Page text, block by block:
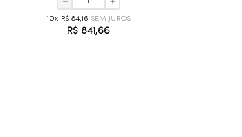
10 R$ 84,16
R$ 841 ,66